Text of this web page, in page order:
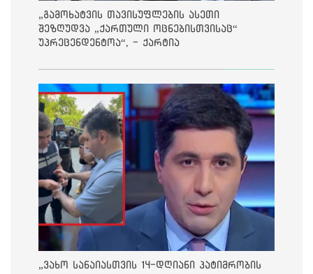
„გამოხატვის თავისუფლების ასეთი
შეზღუდვა „ქართული ოცნებისთვისაც“
უპრეცენდენტოა“, - ქარტია
„ვახო სანაიასთვის 14-დღიანი პატიმრობის